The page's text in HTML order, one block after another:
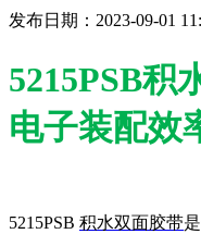
发布日期：2023-09-01
5215PSB积
电子装配效
5215PSB 积水双面胶带